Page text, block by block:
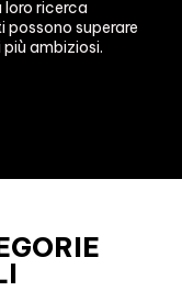
loro ricerca
possono superare
ambiziosi.